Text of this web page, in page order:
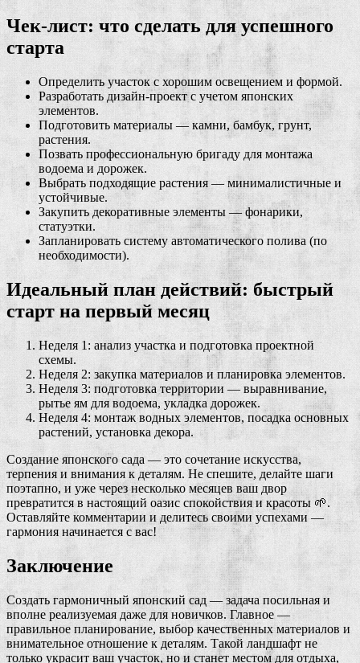
Чек-лист: что сделать для успешного
старта
Определить участок с хорошим освещением и формой.
Разработать дизайн-проект с учетом японских
элементов.
Подготовить материалы — камни, бамбук, грунт,
растения.
Позвать профессиональную бригаду для монтажа
водоема и дорожек.
Выбрать подходящие растения — минималистичные и
устойчивые.
Закупить декоративные элементы — фонарики,
статуэтки.
Запланировать систему автоматического полива (по
необходимости).
Идеальный план действий: быстрый
старт на первый месяц
Неделя 1: анализ участка и подготовка проектной
схемы.
Неделя 2: закупка материалов и планировка элементов.
Неделя 3: подготовка территории — выравнивание,
рытье ям для водоема, укладка дорожек.
Неделя 4: монтаж водных элементов, посадка основных
растений, установка декора.
Создание японского сада — это сочетание искусства,
терпения и внимания к деталям. Не спешите, делайте шаги
поэтапно, и уже через несколько месяцев ваш двор
превратится в настоящий оазис спокойствия и красоты 🌱.
Оставляйте комментарии и делитесь своими успехами —
гармония начинается с вас!
Заключение
Создать гармоничный японский сад — задача посильная и
вполне реализуемая даже для новичков. Главное —
правильное планирование, выбор качественных материалов и
внимательное отношение к деталям. Такой ландшафт не
только украсит ваш участок, но и станет местом для отдыха,